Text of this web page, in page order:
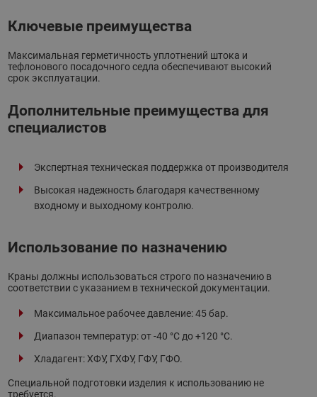
Ключевые преимущества
Максимальная герметичность уплотнений штока и
тефлонового посадочного седла обеспечивают высокий
срок эксплуатации.
Дополнительные преимущества для
специалистов
Экспертная техническая поддержка от производителя
Высокая надежность благодаря качественному
входному и выходному контролю.
Использование по назначению
Краны должны использоваться строго по назначению в
соответствии с указанием в технической документации.
Максимальное рабочее давление: 45 бар.
Диапазон температур: от -40 °С до +120 °С.
Хладагент: ХФУ, ГХФУ, ГФУ, ГФО.
Специальной подготовки изделия к использованию не
требуется.